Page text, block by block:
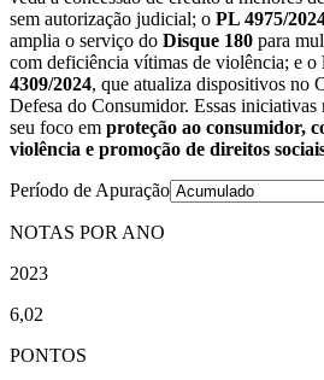
sem autorização judicial; o PL 4975/
amplia o serviço do Disque 180 para
com deficiência vítimas de violência; e o
4309/2024, que atualiza dispositivos no
Defesa do Consumidor. Essas iniciativas
seu foco em proteção ao consumidor,
violência e promoção de direitos
Período de Apuração
NOTAS POR ANO
2023
6,02
PONTOS